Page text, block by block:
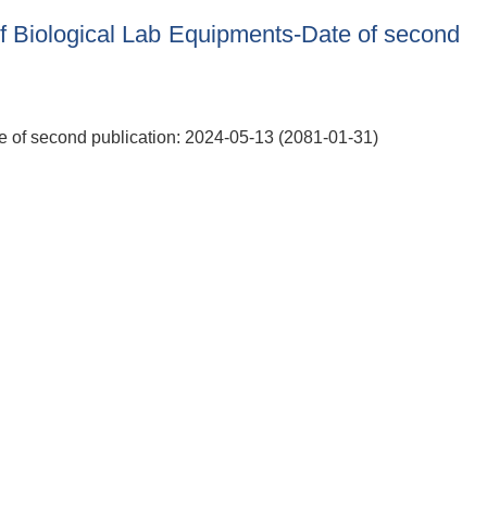
Lab Equipments-Date of second
of second publication: 2024-05-13 (2081-01-31)